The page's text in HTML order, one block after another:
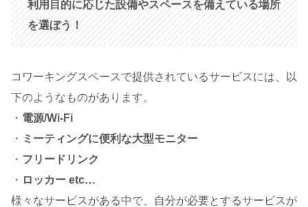
利用目的に応じた設備やスペースを備えている場所
を選ぼう！
コワーキングスペースで提供されているサービスには、以
下のようなものがあります。
・ 電源/Wi-Fi
・ ミーティングに便利な大型モニター
・ フリードリンク
・ ロッカー etc…
様々なサービスがある中で、自分が必要とするサービスが